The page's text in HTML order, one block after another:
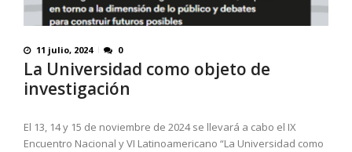
11 julio, 2024 0
La Universidad como objeto de
investigación
El 13, 14 y 15 de noviembre de 2024 se llevará a cabo el IX
Encuentro Nacional y VI Latinoamericano “La Universidad como